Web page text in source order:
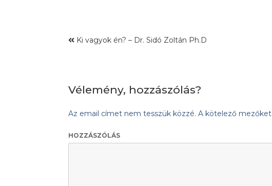
Ki vagyok én? – Dr. Sidó Zoltán Ph.D
Vélemény, hozzászólás?
Az email címet nem tesszük közzé. A kötelező mezőket
HOZZÁSZÓLÁS